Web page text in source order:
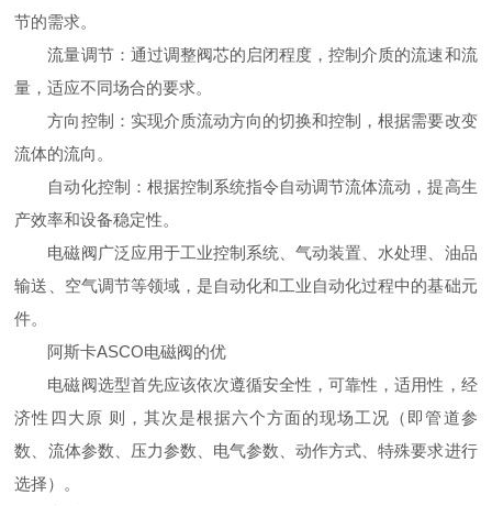
节的需求。
流量调节：通过调整阀芯的启闭程度，控制介质的流速和流
量，适应不同场合的要求。
方向控制：实现介质流动方向的切换和控制，根据需要改变
流体的流向。
自动化控制：根据控制系统指令自动调节流体流动，提高生
产效率和设备稳定性。
电磁阀广泛应用于工业控制系统、气动装置、水处理、油品
输送、空气调节等领域，是自动化和工业自动化过程中的基础元
件。
阿斯卡ASCO电磁阀的优
电磁阀选型首先应该依次遵循安全性，可靠性，适用性，经
济性四大原 则，其次是根据六个方面的现场工况（即管道参
数、流体参数、压力参数、电气参数、动作方式、特殊要求进行
选择）。